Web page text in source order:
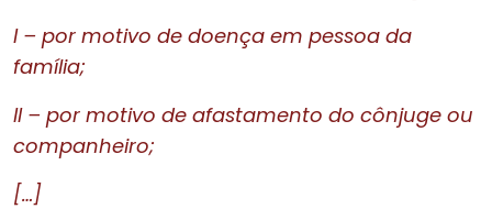
I – por motivo de doença em pessoa da
família;
II – por motivo de afastamento do cônjuge ou
companheiro;
[…]